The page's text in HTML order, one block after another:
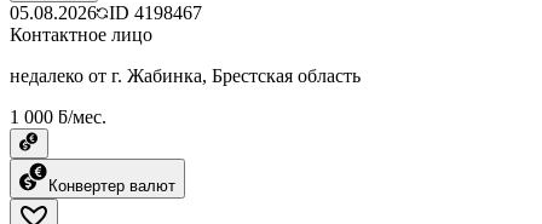
05.08.2026 ID 4198467
Контактное лицо
недалеко от г. Жабинка, Брестская область
1 000 ƃ/мес.
Конвертер валют